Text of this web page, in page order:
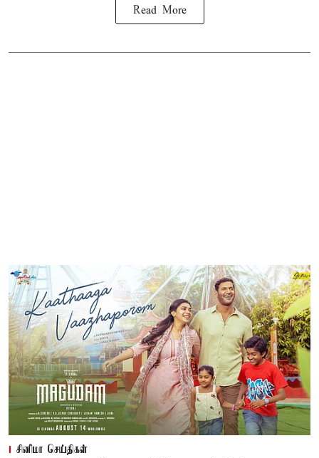
Read More
சினிமா செய்திகள்